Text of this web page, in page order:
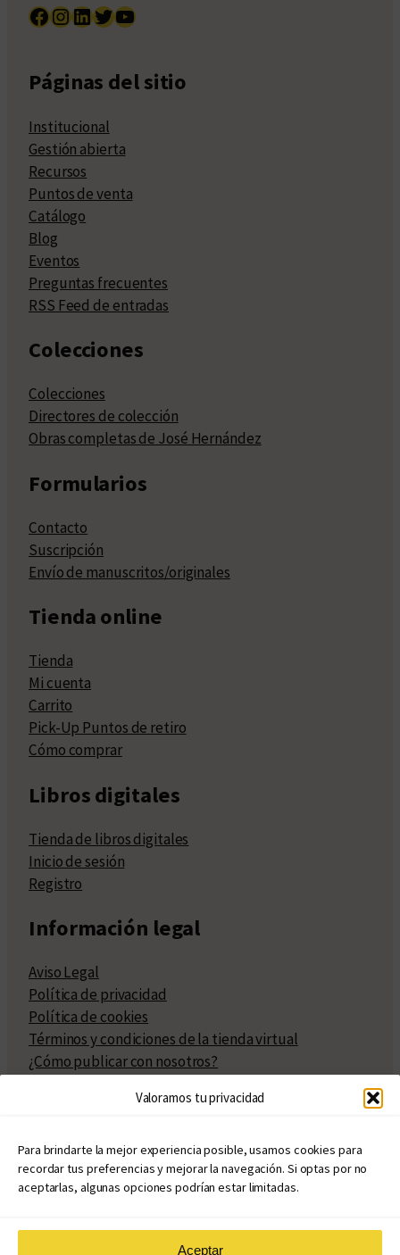
Valoramos tu privacidad
Para brindarte la mejor experiencia posible, usamos cookies para
recordar tus preferencias y mejorar la navegación. Si optas por no
aceptarlas, algunas opciones podrían estar limitadas.
Aceptar
Facebook InstagramLinkedIn Twitter YouTube
Páginas del sitio
Institucional
Gestión abierta
Recursos
Puntos de venta
Catálogo
Blog
Eventos
Preguntas frecuentes
RSS Feed de entradas
Colecciones
Colecciones
Directores de colección
Obras completas de José Hernández
Formularios
Contacto
Suscripción
Envío de manuscritos/originales
Tienda online
Tienda
Mi cuenta
Carrito
Pick-Up Puntos de retiro
Cómo comprar
Libros digitales
Tienda de libros digitales
Inicio de sesión
Registro
Información legal
Aviso Legal
Política de privacidad
Política de cookies
Términos y condiciones de la tienda virtual
¿Cómo publicar con nosotros?
Políticas de publicación
Políticas de coedición
Atribuciones